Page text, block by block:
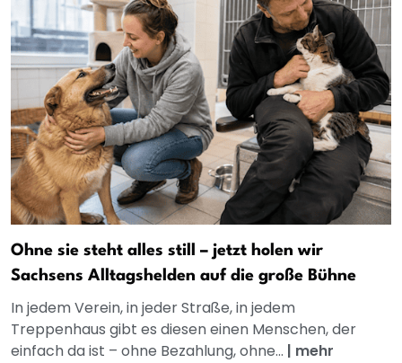
Ohne sie steht alles still – jetzt holen wir
Sachsens Alltagshelden auf die große Bühne
In jedem Verein, in jeder Straße, in jedem
Treppenhaus gibt es diesen einen Menschen, der
einfach da ist – ohne Bezahlung, ohne... | mehr